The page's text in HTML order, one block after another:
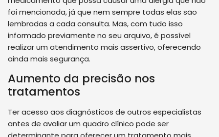
foi mencionada, já que nem sempre todas elas são
lembradas a cada consulta. Mas, com tudo isso
informado previamente no seu arquivo, é possível
realizar um atendimento mais assertivo, oferecendo
ainda mais segurança.
Aumento da precisão nos
tratamentos
Ter acesso aos diagnósticos de outros especialistas
antes de avaliar um quadro clínico pode ser